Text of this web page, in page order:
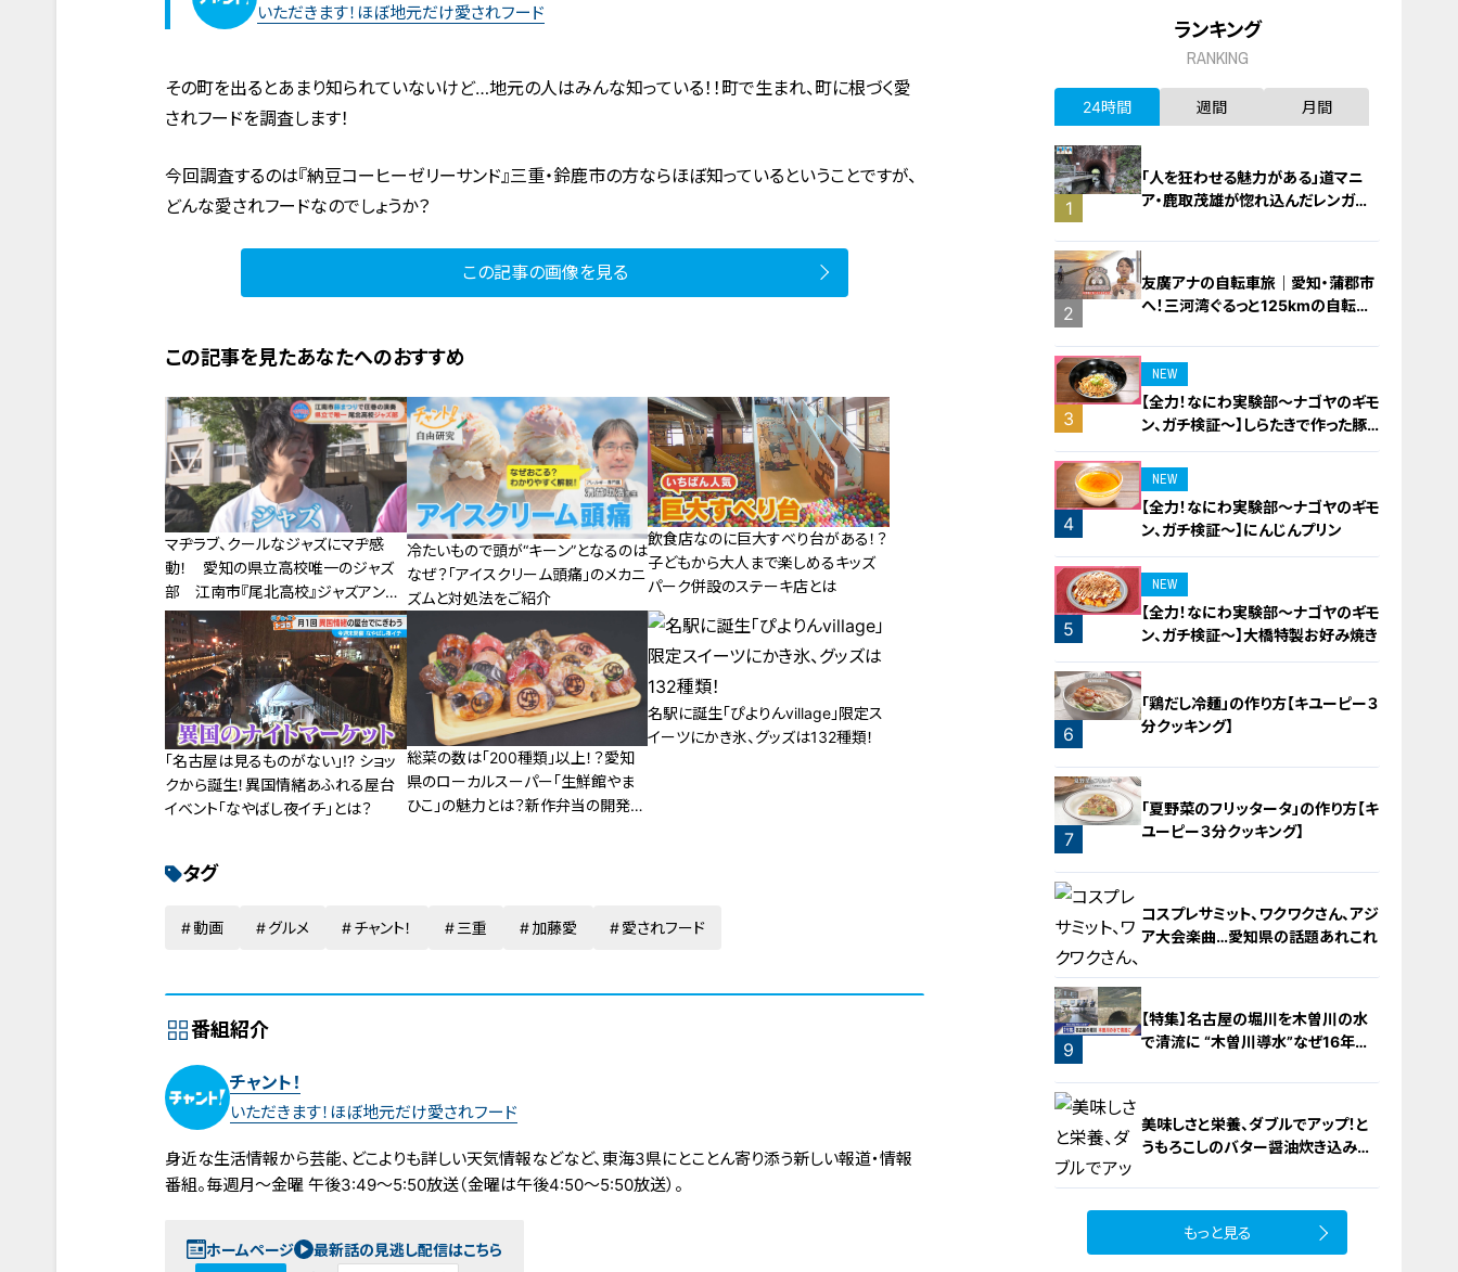
いただきます！ほぼ地元だけ愛されフード
その町を出るとあまり知られていないけど…地元の人はみんな知っている！！町で生まれ、町に根づく愛
されフードを調査します！
今回調査するのは『納豆コーヒーゼリーサンド』三重・鈴鹿市の方ならほぼ知っているということですが、
どんな愛されフードなのでしょうか？
この記事の画像を見る
この記事を見たあなたへのおすすめ
マヂラブ、クールなジャズにマヂ感
動！ 愛知の県立高校唯一のジャズ
部 江南市『尾北高校』ジャズアンサ
ンブル部
冷たいもので頭が“キーン”となるのは
なぜ？「アイスクリーム頭痛」のメカニ
ズムと対処法をご紹介
飲食店なのに巨大すべり台がある！？
子どもから大人まで楽しめるキッズ
パーク併設のステーキ店とは
「名古屋は見るものがない」!? ショッ
クから誕生！異国情緒あふれる屋台
イベント「なやばし夜イチ」とは？
総菜の数は「200種類」以上！？愛知
県のローカルスーパー「生鮮館やま
ひこ」の魅力とは？新作弁当の開発に
名駅に誕生「ぴよりんvillage」限定ス
イーツにかき氷、グッズは132種類！
タグ
動画 グルメ チャント！ 三重 加藤愛 愛されフード
番組紹介
チャント！
いただきます！ほぼ地元だけ愛されフード
身近な生活情報から芸能、どこよりも詳しい天気情報などなど、東海3県にとことん寄り添う新しい報道・情報
番組。毎週月～金曜 午後3:49～5:50放送（金曜は午後4:50～5:50放送）。
ホームページ
最新話の見逃し配信はこちら
ランキング
RANKING
24時間 週間 月間
1
「人を狂わせる魅力がある」道マニ
ア・鹿取茂雄が惚れ込んだレンガの
2
友廣アナの自転車旅｜愛知・蒲郡市
へ！三河湾ぐるっと125kmの自転車
3
NEW
【全力！なにわ実験部～ナゴヤのギモ
ン、ガチ検証～】しらたきで作った豚
バラミンチの油そば
4
NEW
【全力！なにわ実験部～ナゴヤのギモ
ン、ガチ検証～】にんじんプリン
5
NEW
【全力！なにわ実験部～ナゴヤのギモ
ン、ガチ検証～】大橋特製お好み焼き
6
「鶏だし冷麺」の作り方【キユーピー３
分クッキング】
7
「夏野菜のフリッタータ」の作り方【キ
ユーピー３分クッキング】
8
コスプレサミット、ワクワクさん、アジ
ア大会楽曲…愛知県の話題あれこれ
9
【特集】名古屋の堀川を木曽川の水
で清流に “木曽川導水”なぜ16年ぶ
美味しさと栄養、ダブルでアップ！と
うもろこしのバター醤油炊き込みご
もっと見る